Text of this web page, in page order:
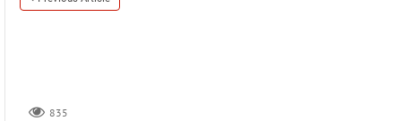
835